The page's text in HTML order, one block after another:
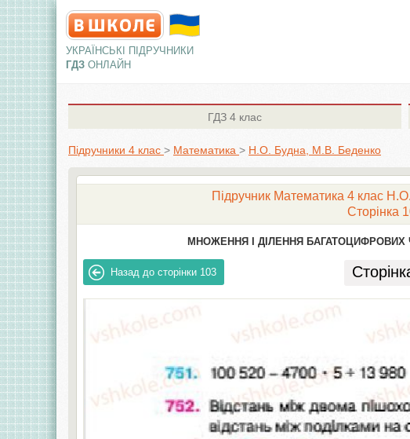
УКРАЇНСЬКІ ПІДРУЧНИКИ
ГДЗ ОНЛАЙН
ГДЗ 4 клас
Підручники 4 клас > Математика > Н.О. Будна, М.В. Беденко
Підручник Математика 4 клас
Сторінка
МНОЖЕННЯ І ДІЛЕННЯ БАГАТОЦИФРОВИХ
Назад до сторінки 103